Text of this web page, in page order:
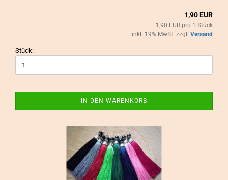
1,90 EUR
1,90 EUR pro 1 Stück
inkl. 19% MwSt. zzgl. Versand
Stück:
IN DEN WARENKORB